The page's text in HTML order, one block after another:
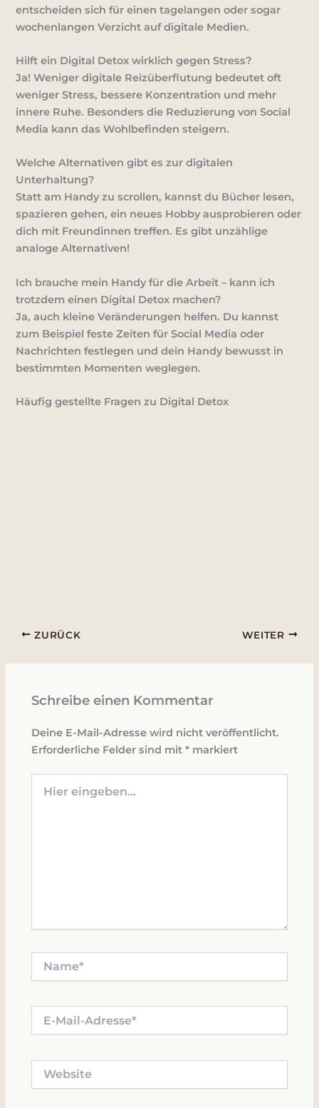
entscheiden sich für einen tagelangen oder sogar
wochenlangen Verzicht auf digitale Medien.
Hilft ein Digital Detox wirklich gegen Stress?
Ja! Weniger digitale Reizüberflutung bedeutet oft
weniger Stress, bessere Konzentration und mehr
innere Ruhe. Besonders die Reduzierung von Social
Media kann das Wohlbefinden steigern.
Welche Alternativen gibt es zur digitalen
Unterhaltung?
Statt am Handy zu scrollen, kannst du Bücher lesen,
spazieren gehen, ein neues Hobby ausprobieren oder
dich mit Freundinnen treffen. Es gibt unzählige
analoge Alternativen!
Ich brauche mein Handy für die Arbeit – kann ich
trotzdem einen Digital Detox machen?
Ja, auch kleine Veränderungen helfen. Du kannst
zum Beispiel feste Zeiten für Social Media oder
Nachrichten festlegen und dein Handy bewusst in
bestimmten Momenten weglegen.
Häufig gestellte Fragen zu Digital Detox
ZURÜCK WEITER
Schreibe einen Kommentar
Deine E-Mail-Adresse wird nicht veröffentlicht.
Erforderliche Felder sind mit* markiert
eingeben…
Mail-
Website